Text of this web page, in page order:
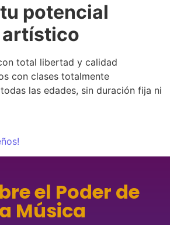
potencial
total libertad y calidad
con clases totalmente
las edades, sin duración fija ni
el Poder de
Música